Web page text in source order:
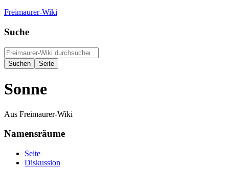
Freimaurer-Wiki
Suche
Sonne
Aus Freimaurer-Wiki
Namensräume
Seite
Diskussion